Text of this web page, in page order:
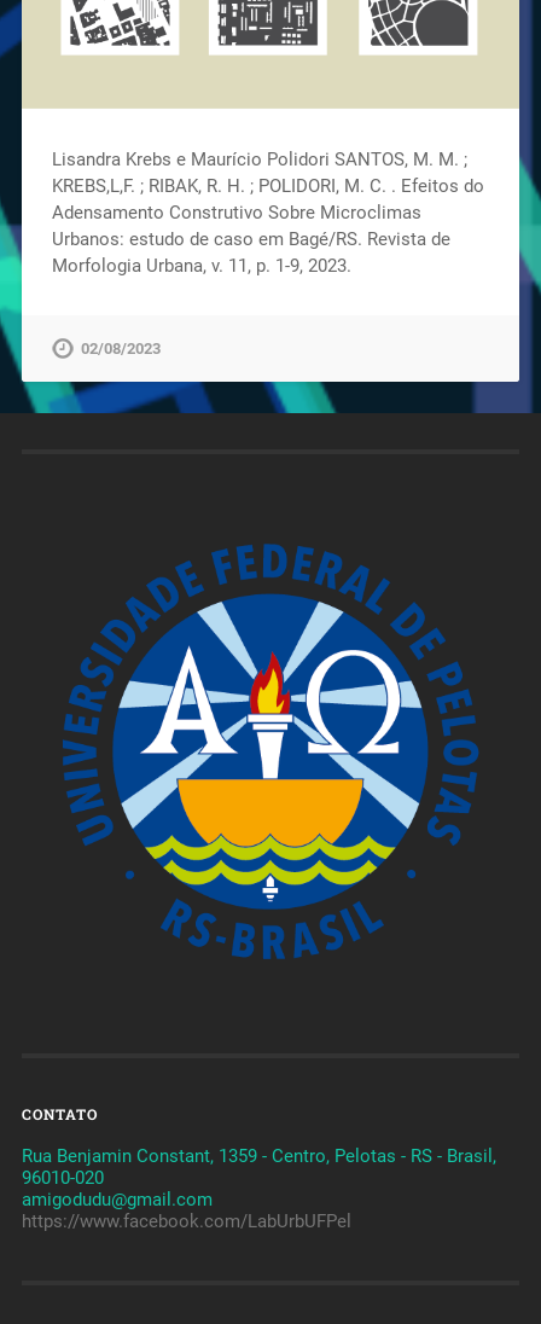
Lisandra Krebs e Maurício Polidori SANTOS, M. M. ;
KREBS,L,F. ; RIBAK, R. H. ; POLIDORI, M. C. . Efeitos do
Adensamento Construtivo Sobre Microclimas
Urbanos: estudo de caso em Bagé/RS. Revista de
Morfologia Urbana, v. 11, p. 1-9, 2023.
02/08/2023
CONTATO
Rua Benjamin Constant, 1359 - Centro, Pelotas - RS - Brasil,
96010-020
amigodudu@gmail.com
https://www.facebook.com/LabUrbUFPel